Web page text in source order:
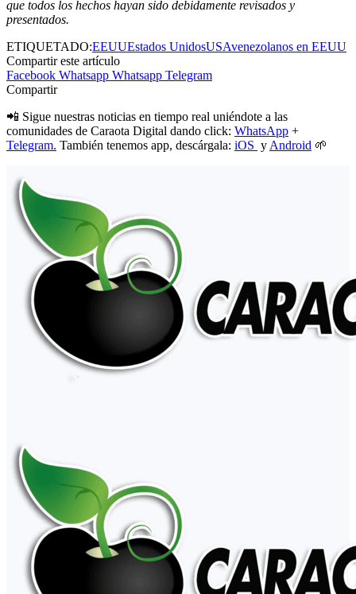
que todos los hechos hayan sido debidamente revisados y
presentados.
ETIQUETADO:EEUUEstados UnidosUSAvenezolanos en EEUU
Compartir este artículo
Facebook Whatsapp Whatsapp Telegram
Compartir
📲 Sigue nuestras noticias en tiempo real uniéndote a las
comunidades de Caraota Digital dando click: WhatsApp +
Telegram. También tenemos app, descárgala: iOS y Android 🌱